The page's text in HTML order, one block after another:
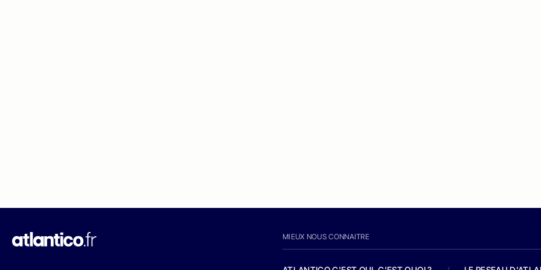
MIEUX NOUS CONNAITRE